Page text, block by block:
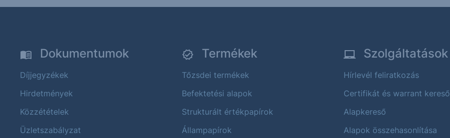
Dokumentumok
Díjjegyzékek
Hirdetmények
Közzétételek
Üzletszabályzat
Termékek
Tőzsdei termékek
Befektetési alapok
Strukturált értékpapírok
Állampapírok
Szolgáltatások
Hírlevél feliratkozás
Certifikát és warrant kereső
Alapkereső
Alapok összehasonlítása